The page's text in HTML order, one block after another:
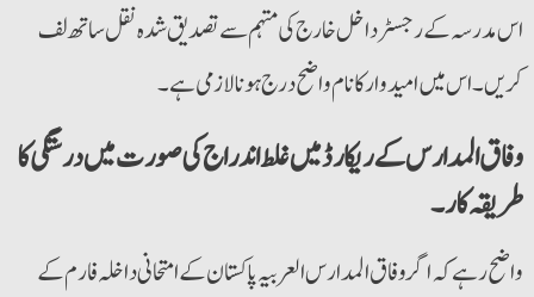
اس مدرسہ کے رجسٹر داخل خارج کی مہتمم سے تصدیق شدہ نقل ساتھ لف
کریں۔ اس میں امیدوار کا نام واضح درج ہونا لازمی ہے۔
وفاق المدارس کے ریکارڈ میں غلط اندراج کی صورت میں درستگی کا
طریقہ کار۔
واضح رہے کہ اگر وفاق المدارس العربیہ پاکستان کے امتحانی داخلہ فارم کے